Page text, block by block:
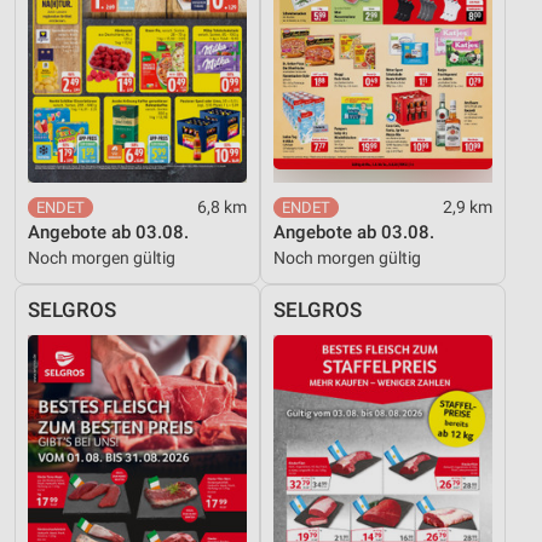
6,8 km
Angebote ab 03.08.
Noch morgen gültig
2,9 km
Angebote ab 03.08.
Noch morgen gültig
SELGROS SELGROS
Analyse von Zielgruppen durch Statistiken oder
Kombinationen von Daten aus verschiedenen
Quellen
Entwicklung und Verbesserung der Angebote
Verwendung reduzierter Daten zur Auswahl von
Inhalten
IAB-Besonderheiten:
Verwendung genauer Standortdaten
Geräte anhand von aktiv angeforderten
Informationen identifizieren
Nicht-IAB-Verarbeitungszwecke:
Notwendig
Performance
Funktional